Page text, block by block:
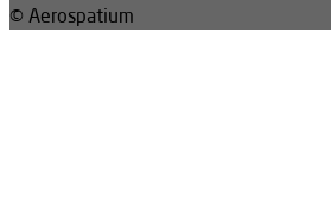
© Aerospatium